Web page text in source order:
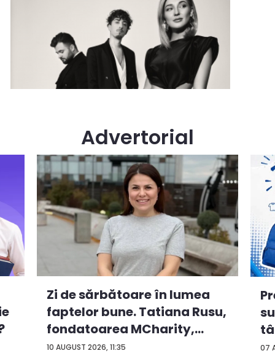
Advertorial
10 AUGUST 2026, 11:35
Zi de sărbătoare în lumea
faptelor bune. Tatiana Rusu,
fondatoarea MCharity,
oma...
07